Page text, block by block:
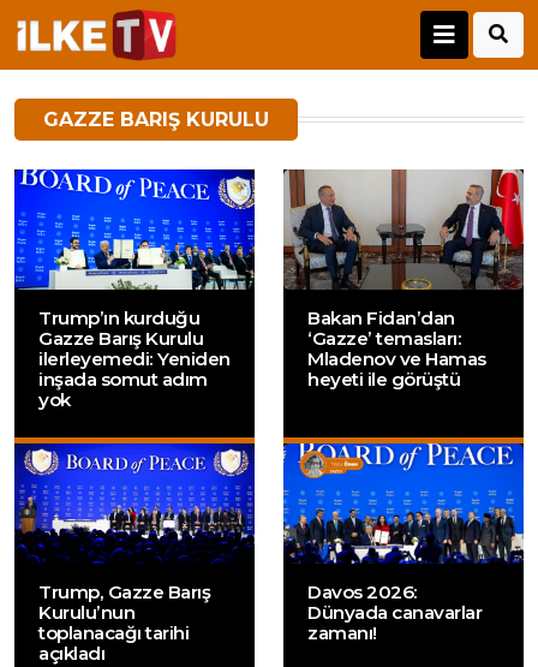
GAZZE BARIŞ KURULU
Trump’ın kurduğu
Gazze Barış Kurulu
ilerleyemedi: Yeniden
inşada somut adım
yok
Bakan Fidan’dan
‘Gazze’ temasları:
Mladenov ve Hamas
heyeti ile görüştü
Trump, Gazze Barış
Kurulu’nun
toplanacağı tarihi
açıkladı
Davos 2026:
Dünyada canavarlar
zamanı!